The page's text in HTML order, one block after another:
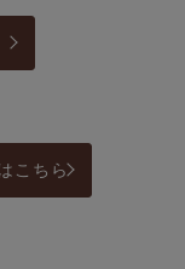
こちら